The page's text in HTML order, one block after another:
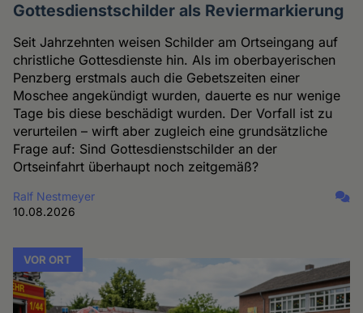
Gottesdienstschilder als Reviermarkierung
Seit Jahrzehnten weisen Schilder am Ortseingang auf
christliche Gottesdienste hin. Als im oberbayerischen
Penzberg erstmals auch die Gebetszeiten einer
Moschee angekündigt wurden, dauerte es nur wenige
Tage bis diese beschädigt wurden. Der Vorfall ist zu
verurteilen – wirft aber zugleich eine grundsätzliche
Frage auf: Sind Gottesdienstschilder an der
Ortseinfahrt überhaupt noch zeitgemäß?
Ralf Nestmeyer
10.08.2026
VOR ORT